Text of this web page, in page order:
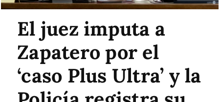
El juez imputa a
Zapatero por el
‘caso Plus Ultra’ y la